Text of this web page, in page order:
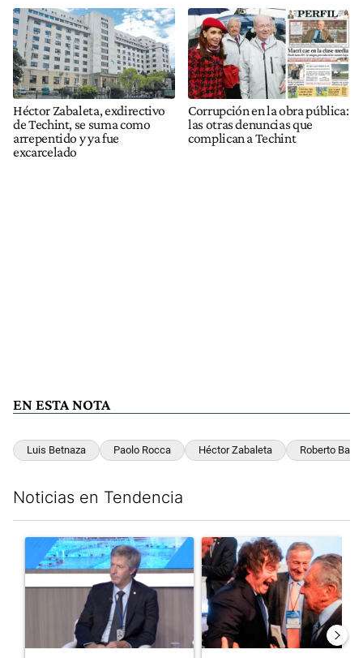
Héctor Zabaleta, exdirectivo
de Techint, se suma como
arrepentido y ya fue
excarcelado
Corrupción en la obra pública:
las otras denuncias que
complican a Techint
EN ESTA NOTA
Luis Betnaza Paolo Rocca Héctor Zabaleta Roberto
Noticias en Tendencia
Un artículo de tendencia con el título "El Banco Central no
Un artículo de tendencia con